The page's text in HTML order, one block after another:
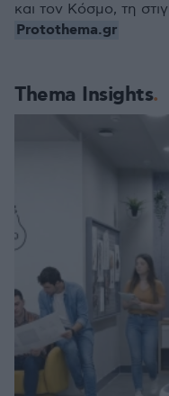
Thema Insights
και τον Κόσμο, τη
Protothema.gr